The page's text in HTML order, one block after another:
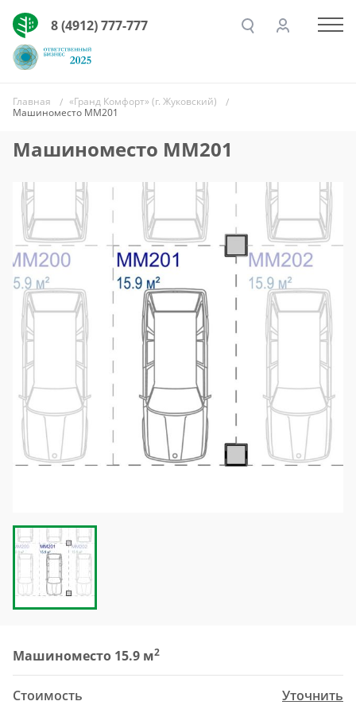
8 (4912) 777-777
Главная
«Гранд Комфорт» (г. Жуковский)
Машиноместо ММ201
Машиноместо ММ201
Машиноместо 15.9 м2
Стоимость Уточнить